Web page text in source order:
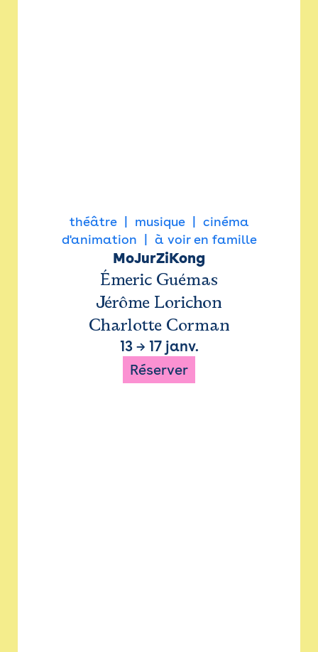
théâtre musique
cinéma
d'animation
à voir en famille
MoJurZiKong
Émeric Guémas
Jérôme Lorichon
Charlotte Corman
13→ 17 janv.
Réserver